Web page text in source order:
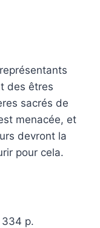
des êtres
sacrés de
menacée, et
devront la
pour cela.
334 p.